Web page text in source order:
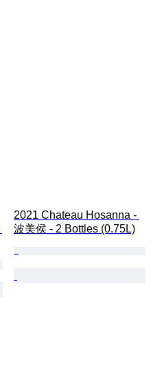
2021 Chateau Hosanna -
波美侯 - 2 Bottles (0.75L)